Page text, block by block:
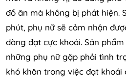
đồ ăn mà không bị phát hiện.
phút, phụ nữ sẽ cảm nhận
dàng đạt cực khoái. Sản
những phụ nữ gặp phải tình
khó khăn trong việc đạt khoái